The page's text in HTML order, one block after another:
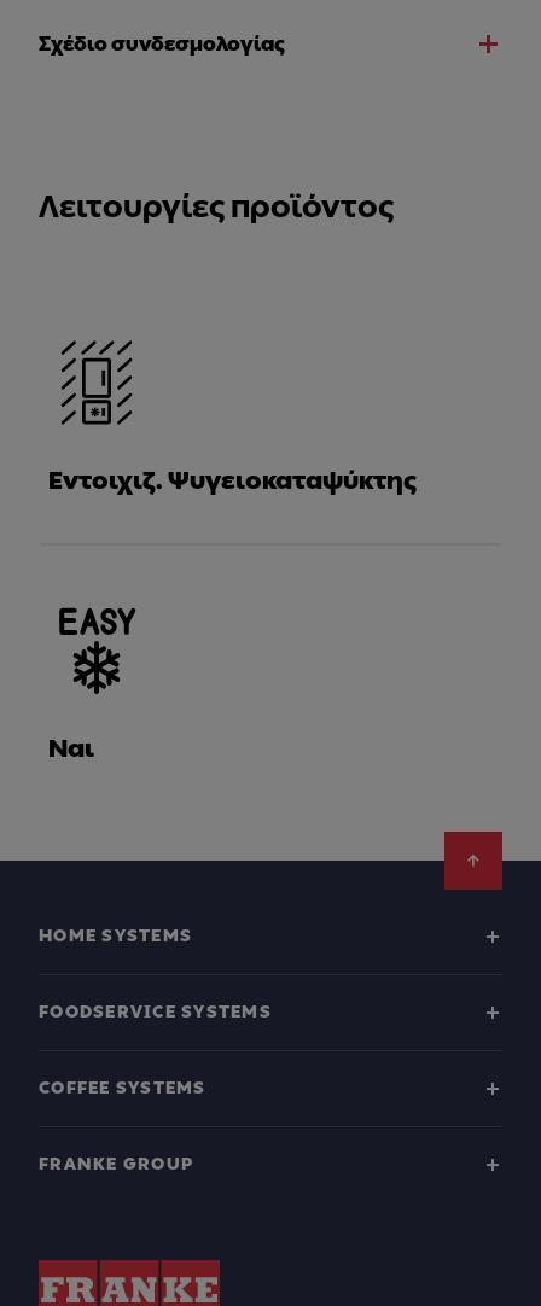
Σχέδιο συνδεσμολογίας
Λειτουργίες προϊόντος
Εντοιχιζ. Ψυγειοκαταψύκτης
Ναι
HOME SYSTEMS
FOODSERVICE SYSTEMS
COFFEE SYSTEMS
FRANKE GROUP